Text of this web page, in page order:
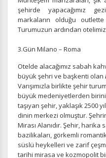
şehirde yapacağımız
markaların olduğu
Turumuzun ardından
3.Gün Milano – Roma
Otelde alacağımız sabah
büyük şehri ve başkenti olan
Varışımızla birlikte şehir
büyük medeniyetlerden
taşıyan şehir, yaklaşık 2500
dinin merkezi olmuştur.
Mirası Alanıdır. Şehir, harika
bazilikaları, görkemli romantik
süslü heykelleri ve zarif
tarihi mirasa ve kozmopolit